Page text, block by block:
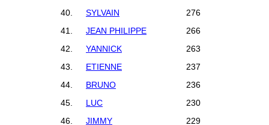
40.
SYLVAIN
276
41.
JEAN PHILIPPE
266
42.
YANNICK
263
43.
ETIENNE
237
44.
BRUNO
236
45.
LUC
230
46.
JIMMY
229